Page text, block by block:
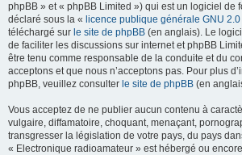
phpBB » et « phpBB Limited ») qui est un logiciel de
déclaré sous la « licence publique générale GNU 2.0
téléchargé sur le site de phpBB (en anglais). Le
de faciliter les discussions sur internet et phpBB
être tenu comme responsable de la conduite et du
acceptons et que nous n’acceptons pas. Pour plus
phpBB, veuillez consulter le site de phpBB (en
Vous acceptez de ne publier aucun contenu à
vulgaire, diffamatoire, choquant, menaçant,
transgresser la législation de votre pays, du pays
« Electronique radioamateur » est hébergé ou